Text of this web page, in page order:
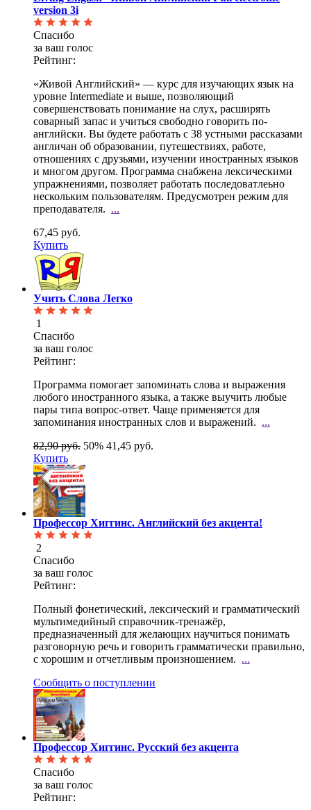
version 3i
Спасибо
за ваш голос
Рейтинг:
«Живой Английский» — курс для изучающих язык на
уровне Intermediate и выше, позволяющий
совершенствовать понимание на слух, расширять
соварный запас и учиться свободно говорить по-
английски. Вы будете работать с 38 устными рассказами
англичан об образовании, путешествиях, работе,
отношениях с друзьями, изучении иностранных языков
и многом другом. Программа снабжена лексическими
упражнениями, позволяет работать последоватлеьно
нескольким пользователям. Предусмотрен режим для
преподавателя. ...
67,45 руб.
Купить
Учить Слова Легко
1
Спасибо
за ваш голос
Рейтинг:
Программа помогает запоминать слова и выражения
любого иностранного языка, а также выучить любые
пары типа вопрос-ответ. Чаще применяется для
запоминания иностранных слов и выражений. ...
82,90 руб. 50% 41,45 руб.
Купить
Профессор Хиггинс. Английский без акцента!
2
Спасибо
за ваш голос
Рейтинг:
Полный фонетический, лексический и грамматический
мультимедийный справочник-тренажёр,
предназначенный для желающих научиться понимать
разговорную речь и говорить грамматически правильно,
с хорошим и отчетливым произношением. ...
Сообщить о поступлении
Профессор Хиггинс. Русский без акцента
Спасибо
за ваш голос
Рейтинг: